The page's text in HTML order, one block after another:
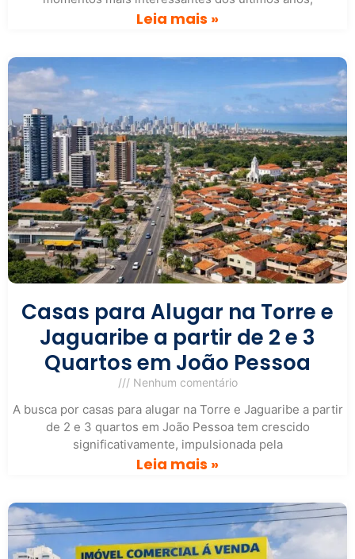
Leia mais »
Casas para Alugar na Torre e
Jaguaribe a partir de 2 e 3
Quartos em João Pessoa
Nenhum comentário
A busca por casas para alugar na Torre e Jaguaribe a partir
de 2 e 3 quartos em João Pessoa tem crescido
significativamente, impulsionada pela
Leia mais »